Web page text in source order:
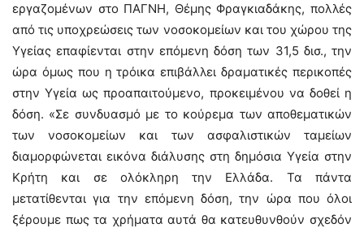
εργαζομένων στο ΠΑΓΝΗ, Θέμης Φραγκιαδάκης, πολλές
από τις υποχρεώσεις των νοσοκομείων και του χώρου της
Υγείας επαφίενται στην επόμενη δόση των 31,5 δισ., την
ώρα όμως που η τρόικα επιβάλλει δραματικές περικοπές
στην Υγεία ως προαπαιτούμενο, προκειμένου να δοθεί η
δόση. «Σε συνδυασμό με το κούρεμα των αποθεματικών
των νοσοκομείων και των ασφαλιστικών ταμείων
διαμορφώνεται εικόνα διάλυσης στη δημόσια Υγεία στην
Κρήτη και σε ολόκληρη την Ελλάδα. Τα πάντα
μετατίθενται για την επόμενη δόση, την ώρα που όλοι
ξέρουμε πως τα χρήματα αυτά θα κατευθυνθούν σχεδόν